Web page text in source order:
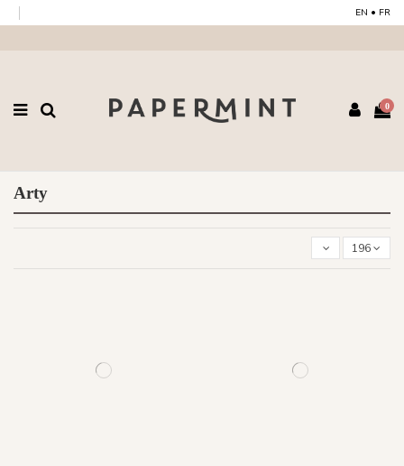
EN • FR
0
Arty
196